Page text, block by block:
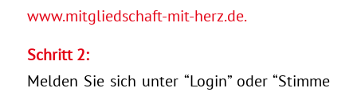
www.mitgliedschaft-mit-herz.de.
Schritt 2:
Melden Sie sich unter “Login” oder “Stimme